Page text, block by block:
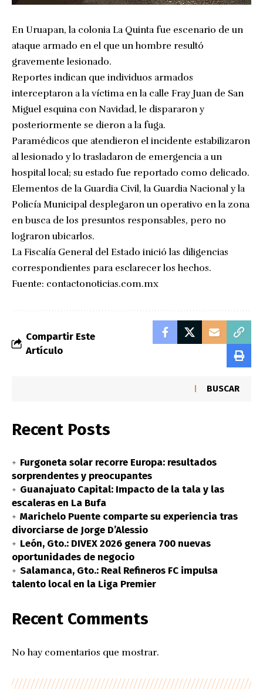
En Uruapan, la colonia La Quinta fue escenario de un
ataque armado en el que un hombre resultó
gravemente lesionado.
Reportes indican que individuos armados
interceptaron a la víctima en la calle Fray Juan de San
Miguel esquina con Navidad, le dispararon y
posteriormente se dieron a la fuga.
Paramédicos que atendieron el incidente estabilizaron
al lesionado y lo trasladaron de emergencia a un
hospital local; su estado fue reportado como delicado.
Elementos de la Guardia Civil, la Guardia Nacional y la
Policía Municipal desplegaron un operativo en la zona
en busca de los presuntos responsables, pero no
lograron ubicarlos.
La Fiscalía General del Estado inició las diligencias
correspondientes para esclarecer los hechos.
Fuente: contactonoticias.com.mx
Compartir Este
Artículo
BUSCAR
Recent Posts
Furgoneta solar recorre Europa: resultados
sorprendentes y preocupantes
Guanajuato Capital: Impacto de la tala y las
escaleras en La Bufa
Marichelo Puente comparte su experiencia tras
divorciarse de Jorge D’Alessio
León, Gto.: DIVEX 2026 genera 700 nuevas
oportunidades de negocio
Salamanca, Gto.: Real Refineros FC impulsa
talento local en la Liga Premier
Recent Comments
No hay comentarios que mostrar.